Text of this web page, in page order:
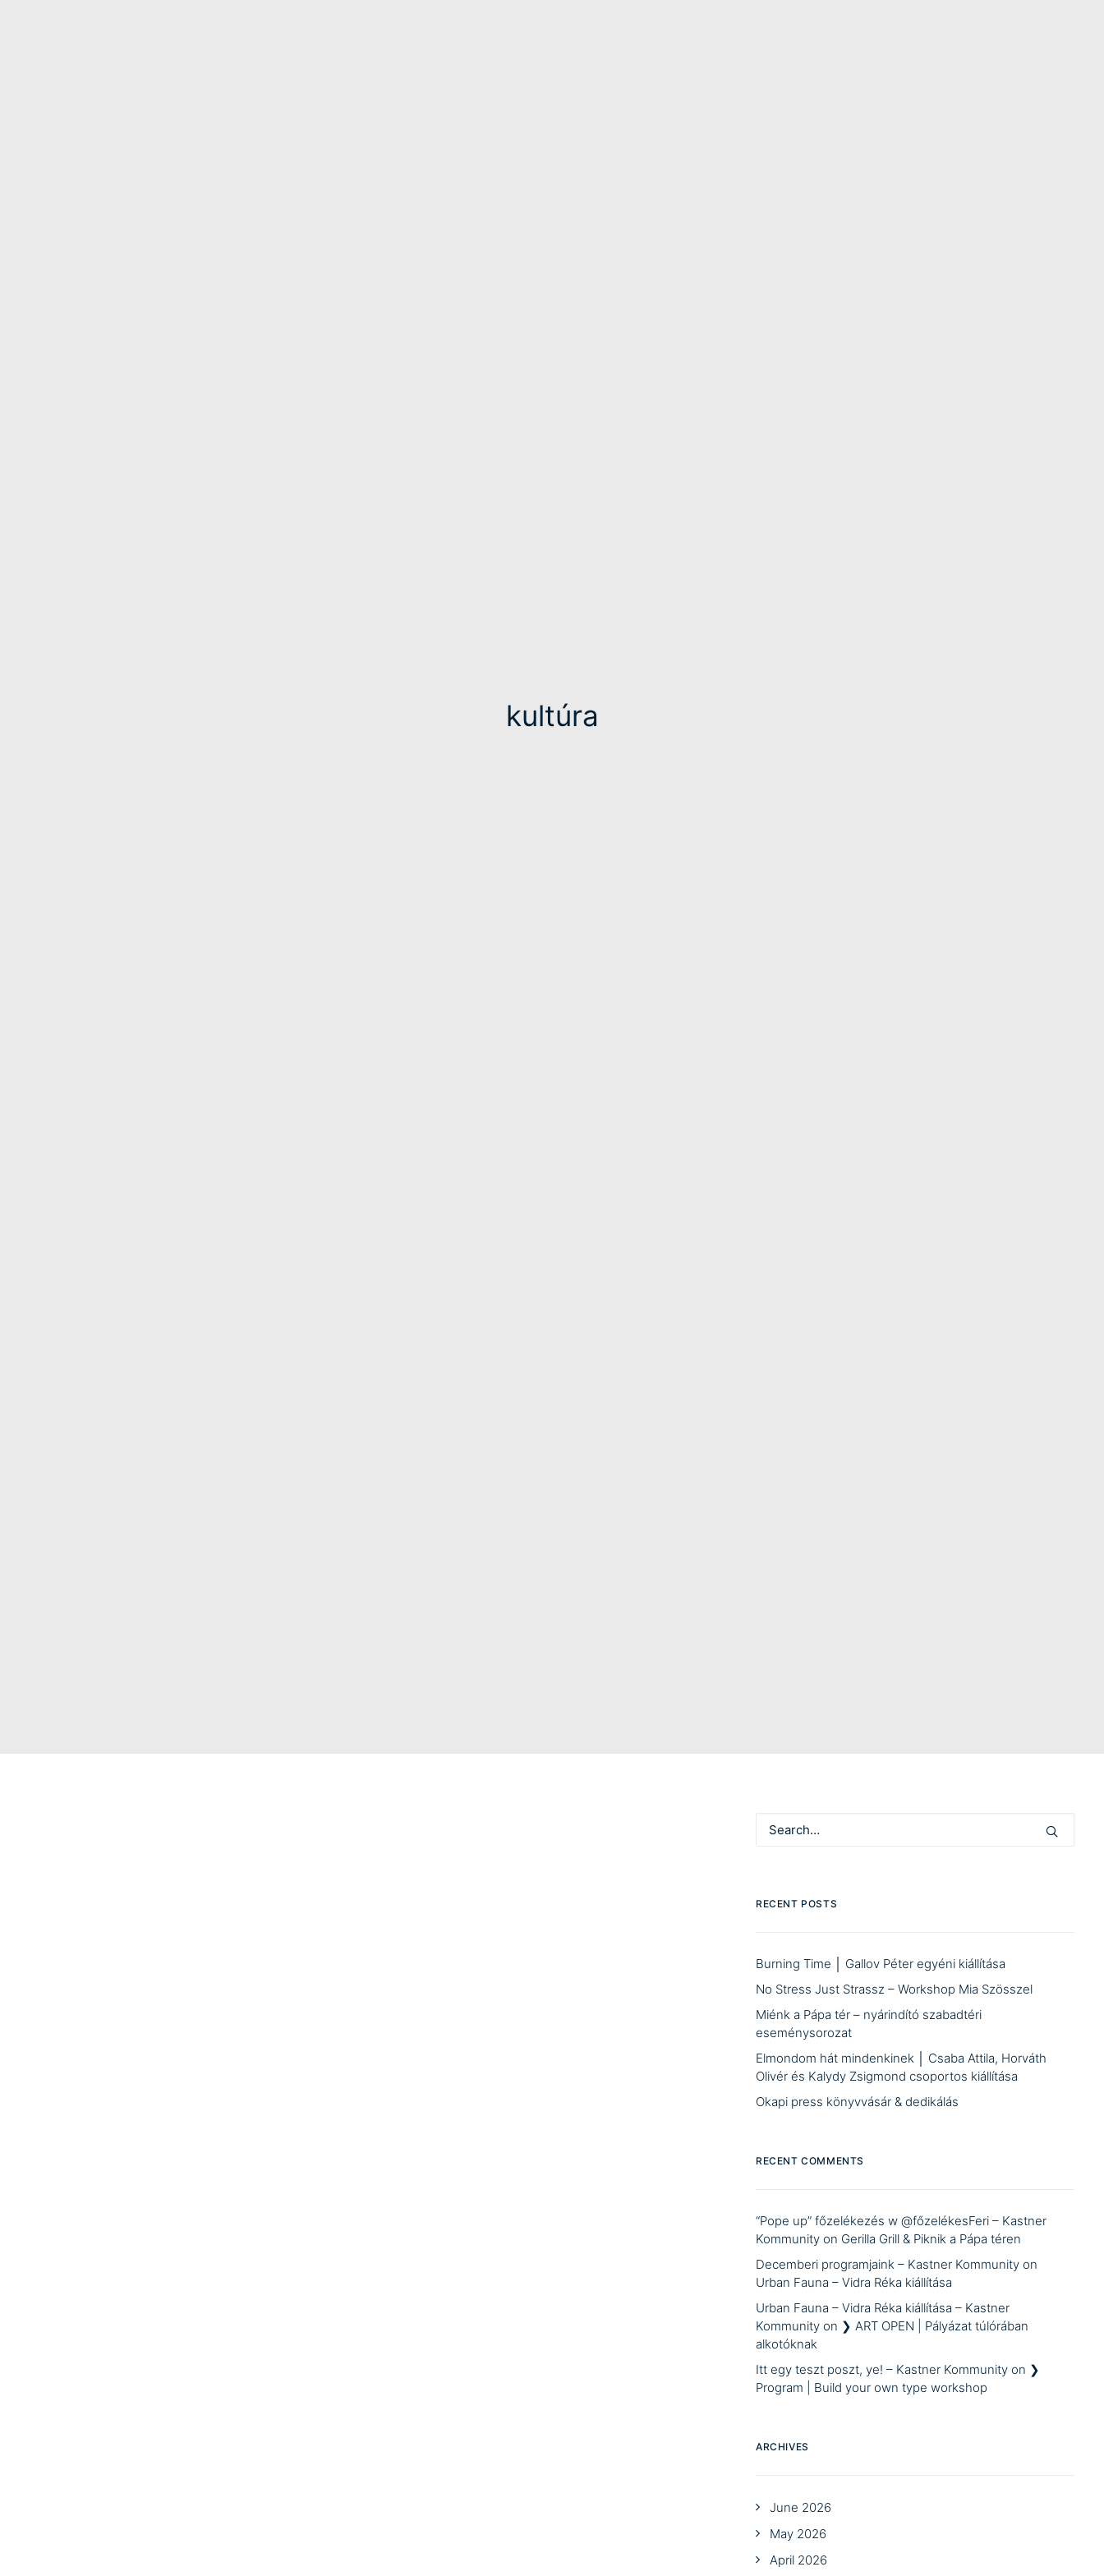
kultúra
RECENT POSTS
Burning Time │ Gallov Péter egyéni kiállítása
No Stress Just Strassz – Workshop Mia Szösszel
Miénk a Pápa tér – nyárindító szabadtéri
eseménysorozat
Elmondom hát mindenkinek │ Csaba Attila, Horváth
Olivér és Kalydy Zsigmond csoportos kiállítása
Okapi press könyvvásár & dedikálás
RECENT COMMENTS
“Pope up” főzelékezés w @főzelékesFeri – Kastner
Kommunity on Gerilla Grill & Piknik a Pápa téren
Decemberi programjaink – Kastner Kommunity on
Urban Fauna – Vidra Réka kiállítása
Urban Fauna – Vidra Réka kiállítása – Kastner
Kommunity on ❯ ART OPEN | Pályázat túlórában
alkotóknak
Itt egy teszt poszt, ye! – Kastner Kommunity on ❯
Program | Build your own type workshop
ARCHIVES
June 2026
May 2026
April 2026